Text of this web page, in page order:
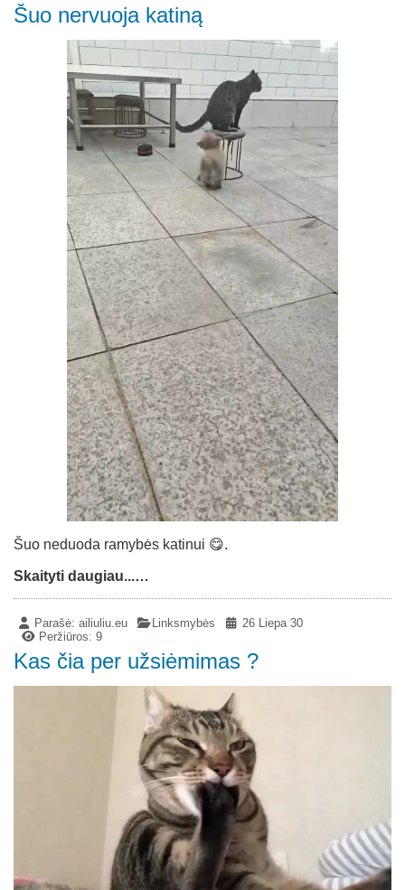
Šuo nervuoja katiną
Šuo neduoda ramybės katinui 😋.
Skaityti daugiau...…
Parašė:ailiuliu.eu Linksmybės
26 Liepa 30
Peržiūros: 9
Kas čia per užsiėmimas ?